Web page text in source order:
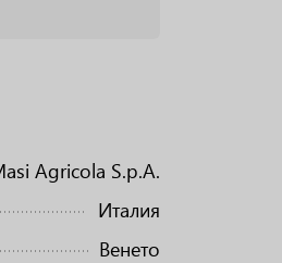
Agricola S.p.A.
Италия
Венето